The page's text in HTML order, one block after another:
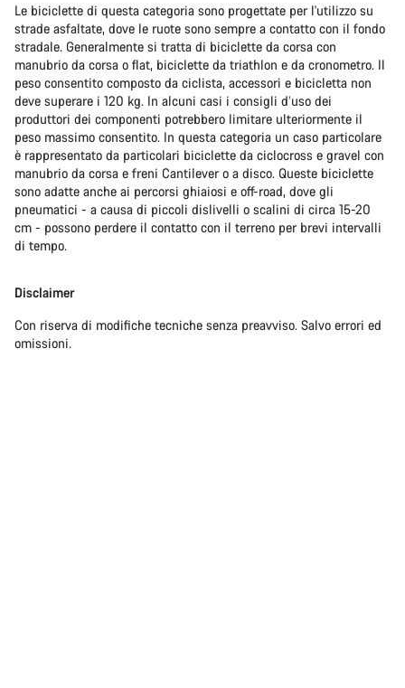
Le biciclette di questa categoria sono progettate per l'utilizzo su
strade asfaltate, dove le ruote sono sempre a contatto con il fondo
stradale. Generalmente si tratta di biciclette da corsa con
manubrio da corsa o flat, biciclette da triathlon e da cronometro. Il
peso consentito composto da ciclista, accessori e bicicletta non
deve superare i 120 kg. In alcuni casi i consigli d’uso dei
produttori dei componenti potrebbero limitare ulteriormente il
peso massimo consentito. In questa categoria un caso particolare
è rappresentato da particolari biciclette da ciclocross e gravel con
manubrio da corsa e freni Cantilever o a disco. Queste biciclette
sono adatte anche ai percorsi ghiaiosi e off-road, dove gli
pneumatici - a causa di piccoli dislivelli o scalini di circa 15-20
cm - possono perdere il contatto con il terreno per brevi intervalli
di tempo.
Disclaimer
Con riserva di modifiche tecniche senza preavviso. Salvo errori ed
omissioni.